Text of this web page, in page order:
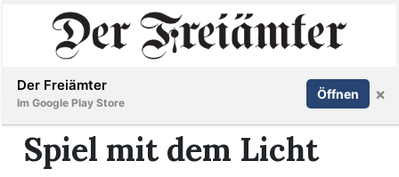
Inserieren Abonnieren Anmelden
Spiel mit dem Licht
Der Freiämter
Im Google Play Store
Öffnen ×